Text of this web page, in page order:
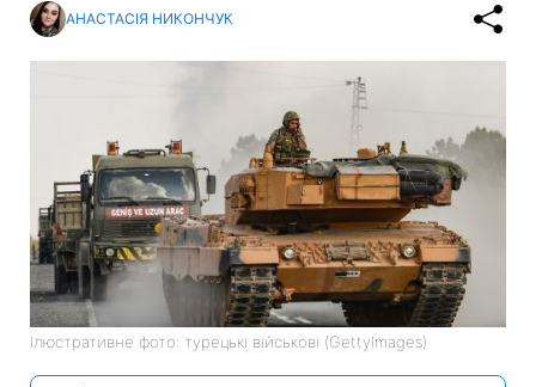
АНАСТАСІЯ НИКОНЧУК
Ілюстративне фото: турецькі військові (GettyImages)